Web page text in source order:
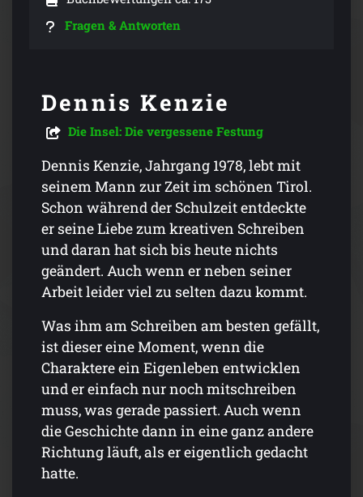
Fragen & Antworten
Dennis Kenzie
Die Insel: Die vergessene Festung
Dennis Kenzie, Jahrgang 1978, lebt mit
seinem Mann zur Zeit im schönen Tirol.
Schon während der Schulzeit entdeckte
er seine Liebe zum kreativen Schreiben
und daran hat sich bis heute nichts
geändert. Auch wenn er neben seiner
Arbeit leider viel zu selten dazu kommt.
Was ihm am Schreiben am besten gefällt,
ist dieser eine Moment, wenn die
Charaktere ein Eigenleben entwicklen
und er einfach nur noch mitschreiben
muss, was gerade passiert. Auch wenn
die Geschichte dann in eine ganz andere
Richtung läuft, als er eigentlich gedacht
hatte.